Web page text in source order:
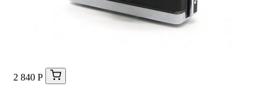
2 840 Р